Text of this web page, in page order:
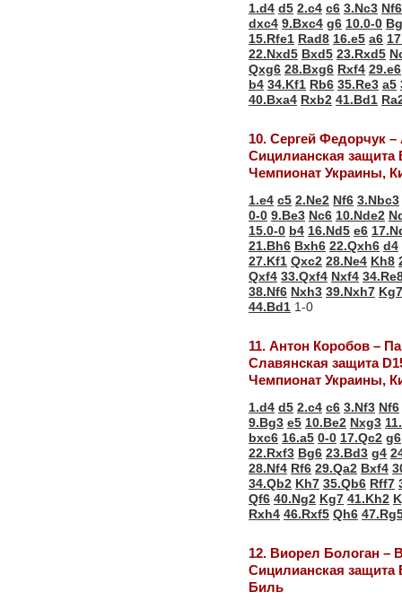
1.d4 d5 2.c4 c6 3.Nc3 Nf6
dxc4 9.Bxc4 g6 10.0-0
15.Rfe1 Rad8 16.e5 a6
22.Nxd5 Bxd5 23.Rxd5
Qxg6 28.Bxg6 Rxf4 29.e6
b4 34.Kf1 Rb6 35.Re3 a5
40.Bxa4 Rxb2 41.Bd1
10. Сергей Федорчук
Сицилианская защита
Чемпионат Украины,
1.e4 c5 2.Ne2 Nf6 3.Nbc3
0-0 9.Be3 Nc6 10.Nde2
15.0-0 b4 16.Nd5 e6
21.Bh6 Bxh6 22.Qxh6 d4
27.Kf1 Qxc2 28.Ne4 Kh8
Qxf4 33.Qxf4 Nxf4
38.Nf6 Nxh3 39.Nxh7 Kg7
44.Bd1 1-0
11. Антон Коробов –
Славянская защита
Чемпионат Украины,
1.d4 d5 2.c4 c6 3.Nf3 Nf6
9.Bg3 e5 10.Be2 Nxg3
bxc6 16.a5 0-0 17.Qc2 g6
22.Rxf3 Bg6 23.Bd3 g4
28.Nf4 Rf6 29.Qa2 Bxf4
34.Qb2 Kh7 35.Qb6 Rff7
Qf6 40.Ng2 Kg7 41.Kh2
Rxh4 46.Rxf5 Qh6
12. Виорел Бологан –
Сицилианская защита
Биль